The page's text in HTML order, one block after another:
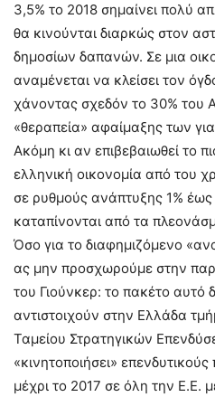
3,5% το 2018 σημαίνει πολύ
θα κινούνται διαρκώς στον
δημοσίων δαπανών. Σε μια
αναμένεται να κλείσει τον
χάνοντας σχεδόν το 30% του
«θεραπεία» αφαίμαξης των
Ακόμη κι αν επιβεβαιωθεί το
ελληνική οικονομία από του
σε ρυθμούς ανάπτυξης 1%
καταπίνονται από τα
Όσο για το διαφημιζόμενο
ας μην προσχωρούμε στην
του Γιούνκερ: το πακέτο αυτό
αντιστοιχούν στην Ελλάδα
Ταμείου Στρατηγικών
«κινητοποιήσει»
μέχρι το 2017 σε όλη την Ε.Ε.